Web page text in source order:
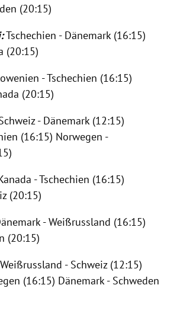
(20:15)
Tschechien - Dänemark(16:15)
(20:15)
-Tschechien (16:15)
(20:15)
- Dänemark(12:15)
(16:15) Norwegen -
-Tschechien (16:15)
(20:15)
-Weißrussland (16:15)
(20:15)
Weißrussland - Schweiz(12:15)
(16:15) Dänemark- Schweden